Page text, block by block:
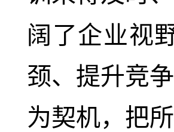
阔了企业视
颈、提升竞
为契机，把